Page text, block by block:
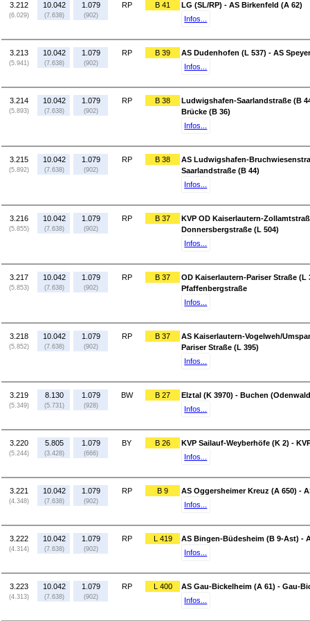
3.212
(6.029)
10.042
(7.638)
1.079
(902)
RP B 41
LG (SL/RP) - AS Birkenfeld (A 62)
Infos...
3.213
(5.941)
10.042
(7.638)
1.079
(902)
RP B 39
AS Dudenhofen (L 537) - AS
Infos...
3.214
(5.893)
10.042
(7.638)
1.079
(902)
RP B 38
Ludwigshafen-Saarlandstraße (B
Brücke (B 36)
Infos...
3.215
(5.892)
10.042
(7.638)
1.079
(902)
RP B 38
AS Ludwigshafen-
Saarlandstraße (B 44)
Infos...
3.216
(5.855)
10.042
(7.638)
1.079
(902)
RP B 37
KVP OD Kaiserlautern-
Donnersbergstraße (L 504)
Infos...
3.217
(5.853)
10.042
(7.638)
1.079
(902)
RP B 37
OD Kaiserlautern-Pariser Straße (L
Pfaffenbergstraße
Infos...
3.218
(5.852)
10.042
(7.638)
1.079
(902)
RP B 37
AS Kaiserlautern-Vogelweh/
Pariser Straße (L 395)
Infos...
3.219
(5.349)
8.130
(5.731)
1.079
(928)
BW B 27
Elztal (K 3970) - Buchen
Infos...
3.220
(5.244)
5.805
(3.428)
1.079
(666)
BY B 26
KVP Sailauf-Weyberhöfe (K 2) -
Infos...
3.221
(4.348)
10.042
(7.638)
1.079
(902)
RP B 9
AS Oggersheimer Kreuz (A 650) -
Infos...
3.222
(4.314)
10.042
(7.638)
1.079
(902)
RP L 419
AS Bingen-Büdesheim (B 9-Ast) -
Infos...
3.223
(4.313)
10.042
(7.638)
1.079
(902)
RP L 400
AS Gau-Bickelheim (A 61) - Gau-
Infos...